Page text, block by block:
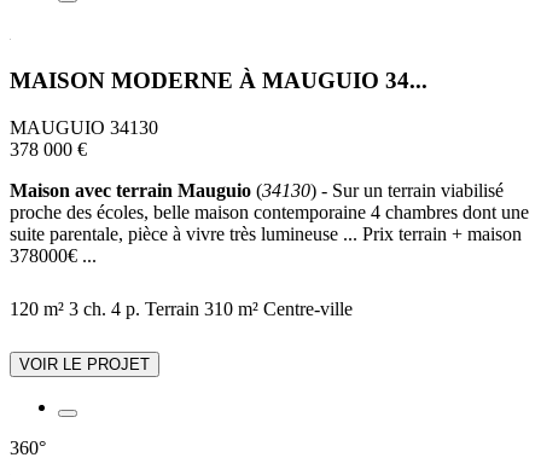
MAISON MODERNE À MAUGUIO 34...
MAUGUIO 34130
378 000 €
Maison avec terrain Mauguio (34130) - Sur un terrain viabilisé
proche des écoles, belle maison contemporaine 4 chambres dont une
suite parentale, pièce à vivre très lumineuse ... Prix terrain + maison
378000€ ...
120 m² 3 ch. 4 p. Terrain 310 m² Centre-ville
VOIR LE PROJET
360°